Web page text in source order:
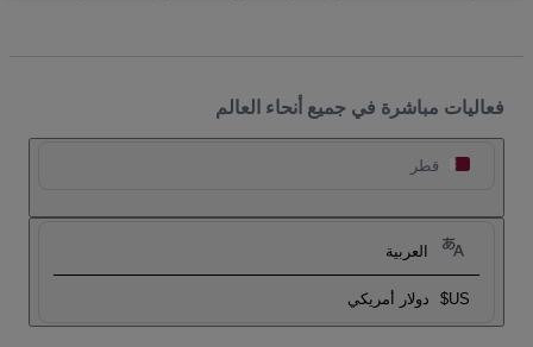
فعاليات مباشرة في جميع أنحاء العالم
قطر
العربية
US$ دولار أمريكي